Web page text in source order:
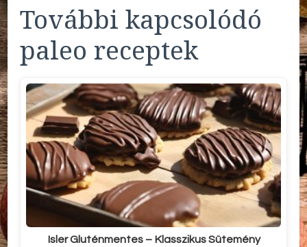
További kapcsolódó
paleo receptek
Isler Gluténmentes – Klasszikus Sütemény